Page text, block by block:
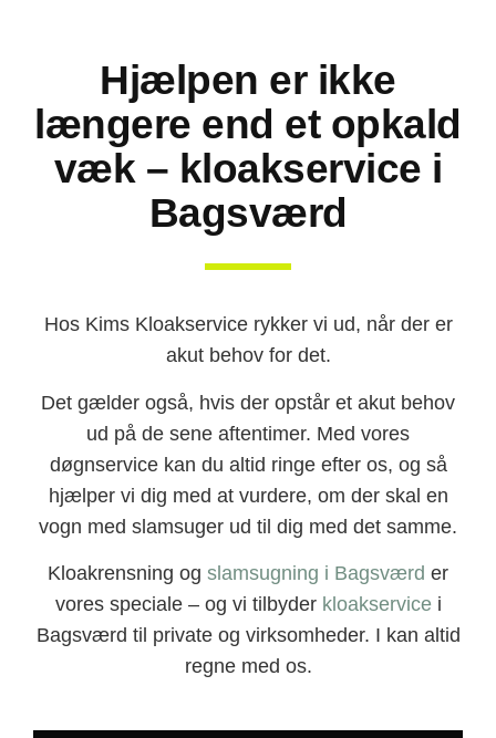
Hjælpen er ikke
længere end et opkald
væk – kloakservice i
Bagsværd
Hos Kims Kloakservice rykker vi ud, når der er
akut behov for det.
Det gælder også, hvis der opstår et akut behov
ud på de sene aftentimer. Med vores
døgnservice kan du altid ringe efter os, og så
hjælper vi dig med at vurdere, om der skal en
vogn med slamsuger ud til dig med det samme.
Kloakrensning og slamsugning i Bagsværd er
vores speciale – og vi tilbyder kloakservice i
Bagsværd til private og virksomheder. I kan altid
regne med os.